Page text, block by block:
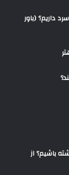
داریم؟ (باور
باشیم؟ از